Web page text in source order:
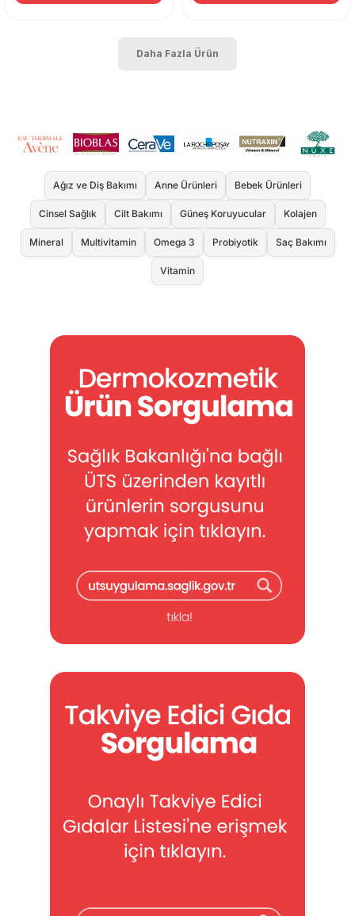
Daha Fazla Ürün
Ağız ve Diş Bakımı Anne Ürünleri Bebek Ürünleri
Cinsel Sağlık Cilt Bakımı Güneş Koruyucular Kolajen
Mineral Multivitamin Omega 3 Probiyotik Saç Bakımı
Vitamin